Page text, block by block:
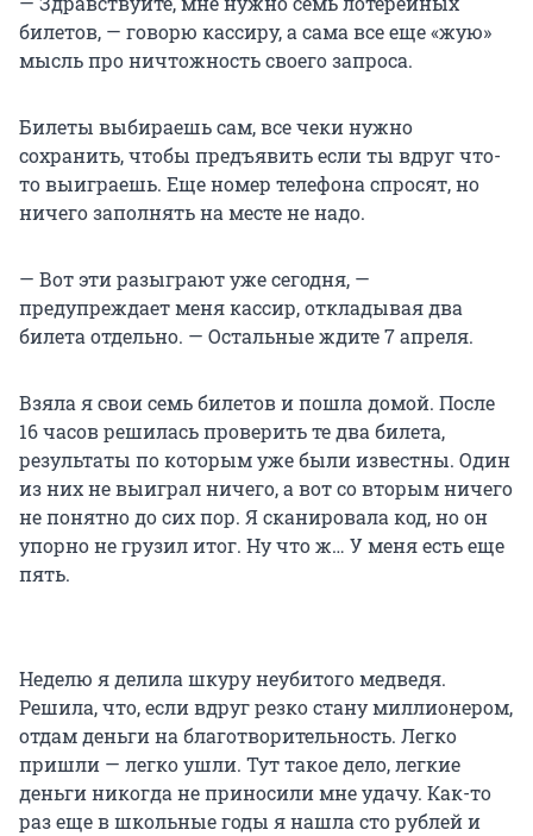
билетов, — говорю кассиру, а сама все еще «жую»
мысль про ничтожность своего запроса.
Билеты выбираешь сам, все чеки нужно
сохранить, чтобы предъявить если ты вдруг что-
то выиграешь. Еще номер телефона спросят, но
ничего заполнять на месте не надо.
— Вот эти разыграют уже сегодня, —
предупреждает меня кассир, откладывая два
билета отдельно. — Остальные ждите 7 апреля.
Взяла я свои семь билетов и пошла домой. После
16 часов решилась проверить те два билета,
результаты по которым уже были известны. Один
из них не выиграл ничего, а вот со вторым ничего
не понятно до сих пор. Я сканировала код, но он
упорно не грузил итог. Ну что ж… У меня есть еще
пять.
Неделю я делила шкуру неубитого медведя.
Решила, что, если вдруг резко стану миллионером,
отдам деньги на благотворительность. Легко
пришли — легко ушли. Тут такое дело, легкие
деньги никогда не приносили мне удачу. Как-то
раз еще в школьные годы я нашла сто рублей и